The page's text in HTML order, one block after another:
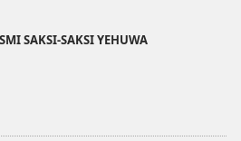
SAKSI-SAKSI YEHUWA